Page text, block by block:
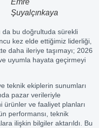
Şuyalçınkaya
da bu doğrultuda sürekli
kez elde ettiğimiz liderliği,
daha ileriye taşımayı; 2026
uyumla hayata geçirmeyi
teknik ekiplerin sunumları
pazar verileriyle
ürünler ve faaliyet planları
performansı, teknik
ilişkin bilgiler aktarıldı. Bu